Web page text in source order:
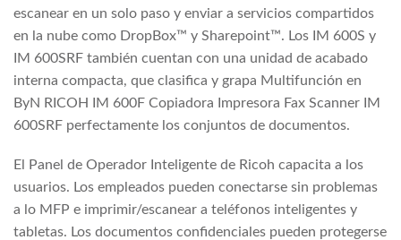
escanear en un solo paso y enviar a servicios compartidos
en la nube como DropBox™ y Sharepoint™. Los IM 600S y
IM 600SRF también cuentan con una unidad de acabado
interna compacta, que clasifica y grapa Multifunción en
ByN RICOH IM 600F Copiadora Impresora Fax Scanner IM
600SRF perfectamente los conjuntos de documentos.
El Panel de Operador Inteligente de Ricoh capacita a los
usuarios. Los empleados pueden conectarse sin problemas
a lo MFP e imprimir/escanear a teléfonos inteligentes y
tabletas. Los documentos confidenciales pueden protegerse